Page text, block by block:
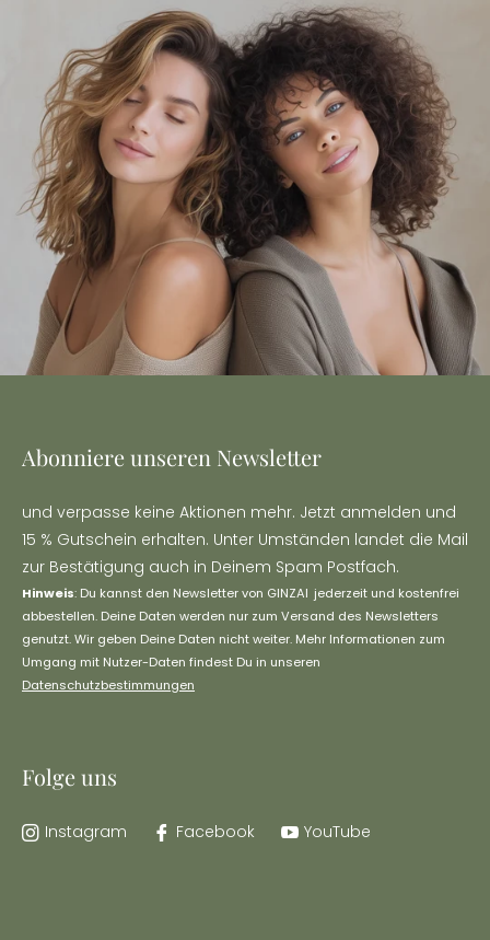
Abonniere unseren Newsletter
und verpasse keine Aktionen mehr. Jetzt anmelden und
15 % Gutschein erhalten. Unter Umständen landet die Mail
zur Bestätigung auch in Deinem Spam Postfach.
Hinweis: Du kannst den Newsletter von GINZAI jederzeit und kostenfrei
abbestellen. Deine Daten werden nur zum Versand des Newsletters
genutzt. Wir geben Deine Daten nicht weiter. Mehr Informationen zum
Umgang mit Nutzer-Daten findest Du in unseren
Datenschutzbestimmungen
Folge uns
Instagram Facebook YouTube